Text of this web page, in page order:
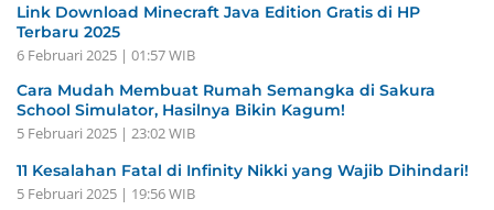
Link Download Minecraft Java Edition Gratis di HP
Terbaru 2025
6 Februari 2025 | 01:57 WIB
Cara Mudah Membuat Rumah Semangka di Sakura
School Simulator, Hasilnya Bikin Kagum!
5 Februari 2025 | 23:02 WIB
11 Kesalahan Fatal di Infinity Nikki yang Wajib Dihindari!
5 Februari 2025 | 19:56 WIB